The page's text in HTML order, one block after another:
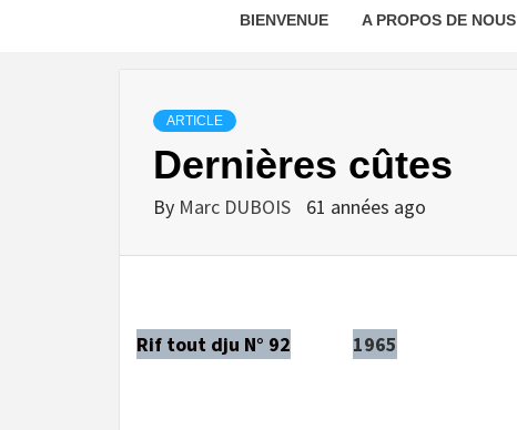
BIENVENUE A PROPOS DE NOUS
ARTICLE
Dernières cûtes
By Marc DUBOIS 61 années ago
Rif tout dju N° 92 1965